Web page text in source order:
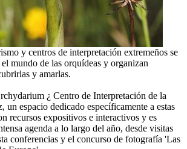
y centros de interpretación extremeños se
mundo de las orquídeas y organizan
y amarlas.
¿ Centro de Interpretación de la
un espacio dedicado específicamente a estas
recursos expositivos e interactivos y es
agenda a lo largo del año, desde visitas
conferencias y el concurso de fotografía 'Las